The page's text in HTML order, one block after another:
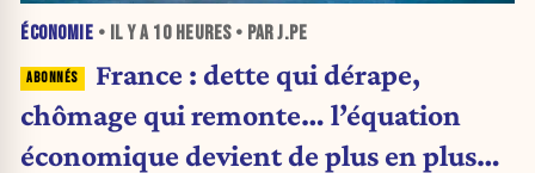
ÉCONOMIE • IL Y A 10 HEURES• PAR J.PE
France : dette qui dérape,
chômage qui remonte… l’équation
économique devient de plus en plus